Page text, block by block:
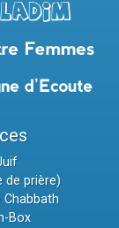
de prière)
Chabbath
Box